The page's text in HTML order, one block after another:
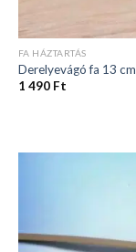
FA HÁZTARTÁS
Derelyevágó fa 13 cm
1 490 Ft